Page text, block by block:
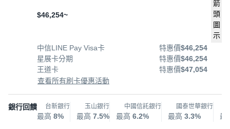
$46,254~
中信LINE Pay Visa卡 特惠價$46,254
星展卡分期
特惠價$46,254
王道卡
特惠價$47,054
查看所有刷卡優惠活動
銀行回饋 台新銀行
最高 8%
玉山銀行
最高 7.5%
中國信託銀行
最高 6.2%
國泰世華銀行
最高 3.3% 最